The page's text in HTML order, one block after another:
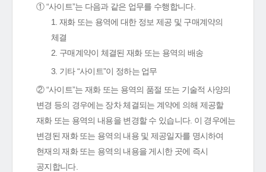
① “사이트”는 다음과 같은 업무를 수행합니다.
1. 재화 또는 용역에 대한 정보 제공 및 구매계약의
체결
2. 구매계약이 체결된 재화 또는 용역의 배송
3. 기타 “사이트”이 정하는 업무
② “사이트”는 재화 또는 용역의 품절 또는 기술적 사양의
변경 등의 경우에는 장차 체결되는 계약에 의해 제공할
재화 또는 용역의 내용을 변경할 수 있습니다. 이 경우에는
변경된 재화 또는 용역의 내용 및 제공일자를 명시하여
현재의 재화 또는 용역의 내용을 게시한 곳에 즉시
공지합니다.